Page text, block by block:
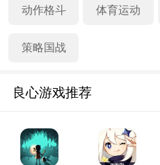
动作格斗 体育运动
策略国战
良心游戏推荐